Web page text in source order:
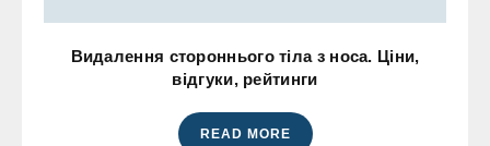
Видалення стороннього тіла з носа. Ціни,
відгуки, рейтинги
READ MORE